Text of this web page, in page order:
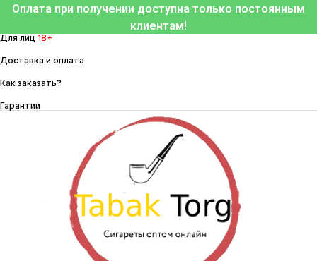
Перейти
содержимому
Оплата при получении доступна только постоянным
клиентам!
Для лиц 18+
Доставка и оплата
Как заказать?
Гарантии